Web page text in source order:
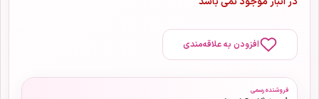
افزودن به علاقه‌مندی
فروشنده رسمی